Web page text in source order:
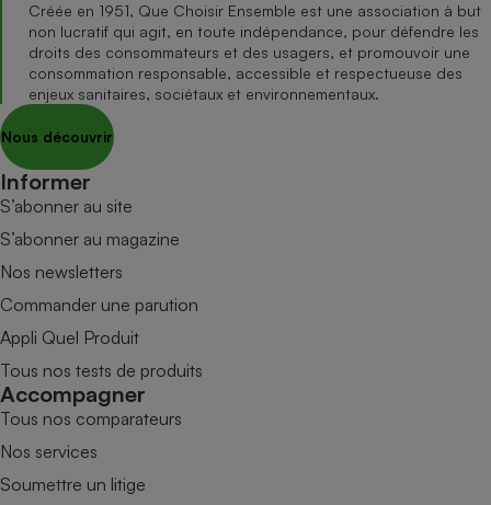
Créée en 1951, Que Choisir Ensemble est une association à but
non lucratif qui agit, en toute indépendance, pour défendre les
droits des consommateurs et des usagers, et promouvoir une
consommation responsable, accessible et respectueuse des
enjeux sanitaires, sociétaux et environnementaux.
Nous découvrir
Informer
S’abonner au site
S’abonner au magazine
Nos newsletters
Commander une parution
Appli Quel Produit
Tous nos tests de produits
Accompagner
Tous nos comparateurs
Nos services
Soumettre un litige